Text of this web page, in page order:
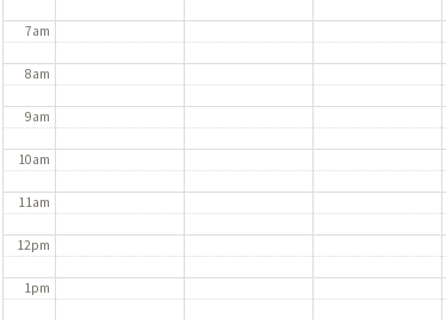
7am
8am
9am
10am
11am
12pm
1pm